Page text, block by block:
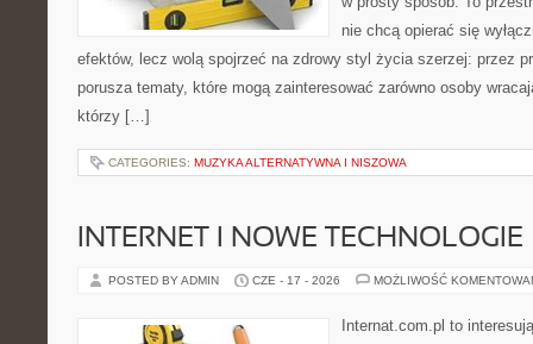
nie chcą opierać się
efektów, lecz wolą spojrzeć na zdrowy styl życia szerzej: przez
porusza tematy, które mogą zainteresować zarówno osoby
którzy […]
CATEGORIES: MUZYKA ALTERNATYWNA I NISZOWA
INTERNET I NOWE TECHNOLOGIE
POSTED BY ADMIN CZE - 17 - 2026 MOŻLIWOŚĆ
Internat.com.pl to